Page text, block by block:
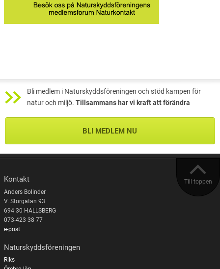
Bli medlem i Naturskyddsföreningen och stöd kampen för
natur och miljö. Tillsammans har vi kraft att förändra
BLI MEDLEM NU
Till toppen
Kontakt
Anders Bolinder
V. Storgatan 93
694 30 HALLSBERG
073-423 38 77
e-post
Naturskyddsföreningen
Riks